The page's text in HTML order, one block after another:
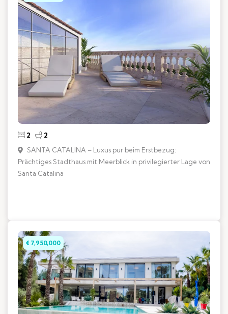
2 2
SANTA CATALINA – Luxus pur beim Erstbezug:
Prächtiges Stadthaus mit Meerblick in privilegierter Lage von
Santa Catalina
€ 7,950,000